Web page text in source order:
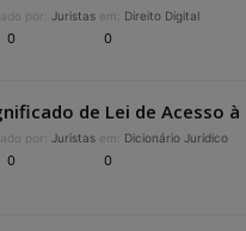
por: Juristas em: Direito Digital
0 0
de Lei de Acesso
por: Juristas em: Dicionário Jurídico
0 0